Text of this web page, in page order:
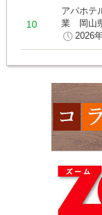
アパホテ
業 岡山
2026